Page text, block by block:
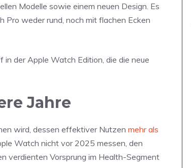
Modelle sowie einem neuen Design. Es
weder rund, noch mit flachen Ecken
der Apple Watch Edition, die die neue
Jahre
wird, dessen effektiver Nutzen mehr als
Watch nicht vor 2025 messen, den
verdienten Vorsprung im Health-Segment